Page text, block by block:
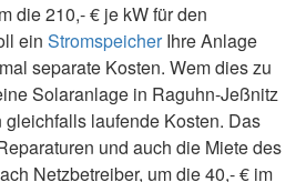
die 210,- € je kW für den
ein StromspeicherIhre Anlage
separate Kosten. Wem dies zu
Solaranlage in Raguhn-Jeßnitz
gleichfalls laufende Kosten. Das
und auch die Miete des
Netzbetreiber, um die 40,- € im